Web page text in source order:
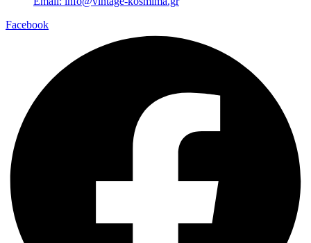
Facebook